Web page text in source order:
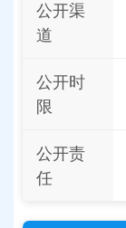
公开渠
道
公开时
限
公开责
任